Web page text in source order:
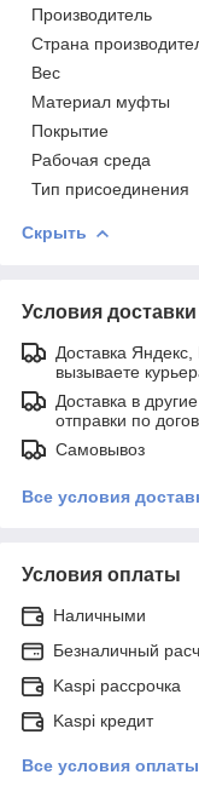
Производитель
Страна
Вес
Материал муфты
Покрытие
Рабочая среда
Тип присоединения
Скрыть
Условия доставки
Доставка
вызываете
Доставка в
отправки по
Самовывоз
Все условия
Условия оплаты
Наличными
Безналичный
Kaspi рассрочка
Kaspi кредит
Все условия оплаты